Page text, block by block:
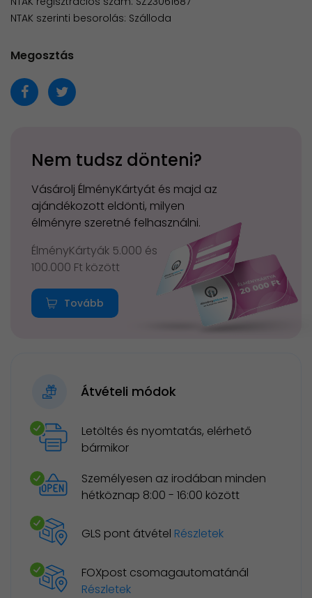
NTAK szerinti besorolás: Szálloda
Megosztás
Nem tudsz dönteni?
Vásárolj ÉlményKártyát és majd az
ajándékozott eldönti, milyen
élményre szeretné felhasználni.
ÉlményKártyák 5.000 és
100.000 Ft között
Tovább
Átvételi módok
Letöltés és nyomtatás, elérhető
bármikor
Személyesen az irodában minden
hétköznap 8:00 - 16:00 között
GLS pont átvétel Részletek
FOXpost csomagautomatánál
Részletek